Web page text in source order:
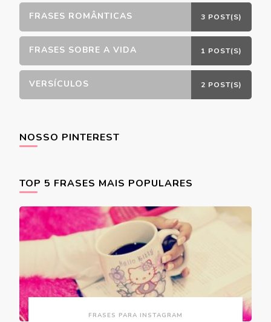
FRASES ROMÂNTICAS 3 POST(S)
FRASES SOBRE A VIDA 1 POST(S)
VERSÍCULOS 2 POST(S)
NOSSO PINTEREST
TOP 5 FRASES MAIS POPULARES
FRASES PARA INSTAGRAM